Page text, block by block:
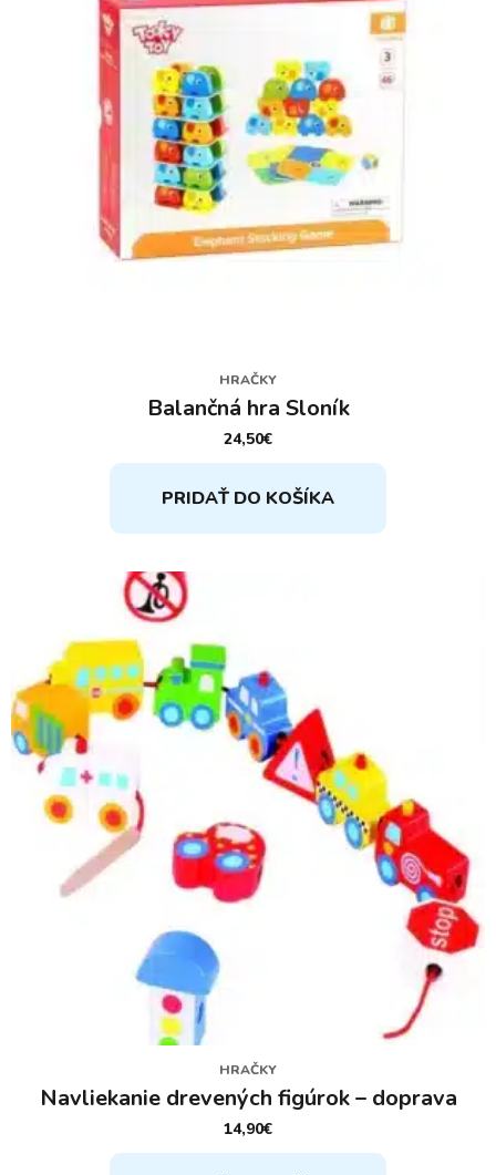
HRAČKY
Balančná hra Sloník
24,50€
PRIDAŤ DO KOŠÍKA
HRAČKY
Navliekanie drevených figúrok – doprava
14,90€